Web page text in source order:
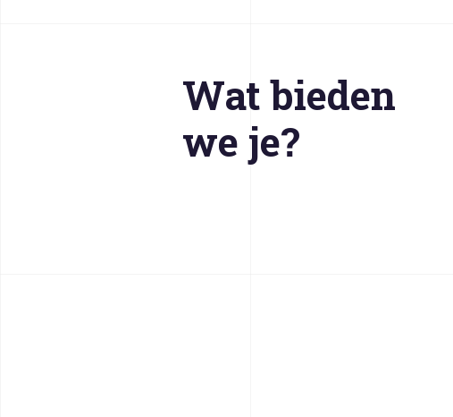
Wat bieden
we je?